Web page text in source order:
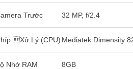
Trước 32 MP, f/2.4
Xử Lý (CPU) Mediatek Dimensity
Nhớ RAM 8GB